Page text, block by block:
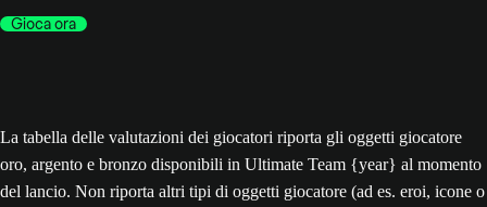
Gioca ora
La tabella delle valutazioni dei giocatori riporta gli oggetti giocatore
oro, argento e bronzo disponibili in Ultimate Team {year} al momento
del lancio. Non riporta altri tipi di oggetti giocatore (ad es. eroi, icone o